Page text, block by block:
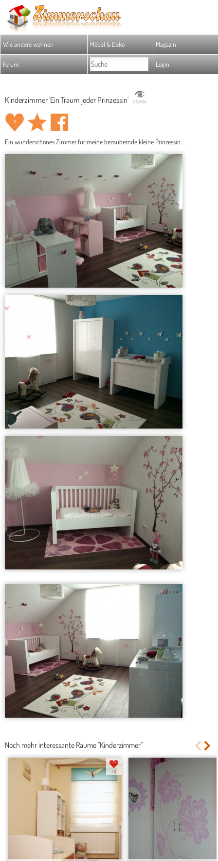
Wie andere wohnen Möbel & Deko Magazin
Forum Login
Kinderzimmer 'Ein Traum jeder Prinzessin' 25.604
8
Ein wunderschönes Zimmer für meine bezaubernde kleine Prinzessin..
Noch mehr interessante Räume "Kinderzimmer"
40